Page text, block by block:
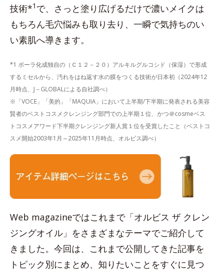
技術*1 で、さっと塗り広げるだけで濃いメイクは
もちろん毛穴悩みも取り去り、一瞬で気持ちのい
い素肌へ導きます。
*1 ポーラ化成独自の（Ｃ１２－２０）アルキルグルコシド（保湿）で形成
するミセルから、汚れをはね返す水の膜をつくる技術が日本初（2024年12
月時点、J－GLOBALによる自社調べ）
※「VOCE」「美的」「MAQUIA」において上半期/下半期に発表される美容
賢者のベストコスメクレンジング部門での上半期１位、かつ＠cosmeベス
トコスメアワード下半期クレンジング新人賞１位を受賞したこと（ベストコ
スメ開始2003年1月～2025年11月時点、オルビス調べ）
Web magazineではこれまで「オルビス ザ クレン
ジングオイル」をさまざまなテーマでご紹介して
きました。今回は、これまで公開してきた記事を
トピック別にまとめ、知りたいことをすぐに見つ